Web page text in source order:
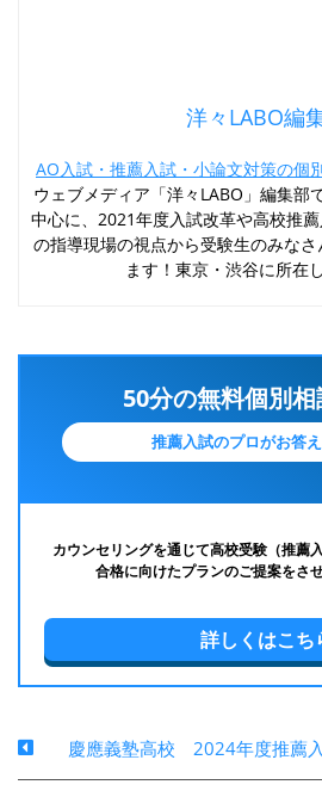
洋々LABO編
AO入試・推薦入試・小論文対策の個
ウェブメディア「洋々LABO」編集部
中心に、2021年度入試改革や高校推
の指導現場の視点から受験生のみな
ます！東京・渋谷に所在
50分の無料個別
推薦入試のプロがお答
カウンセリングを通じて高校受験（推薦
合格に向けたプランのご提案をさ
詳しくはこち
慶應義塾高校 2024年度推薦入